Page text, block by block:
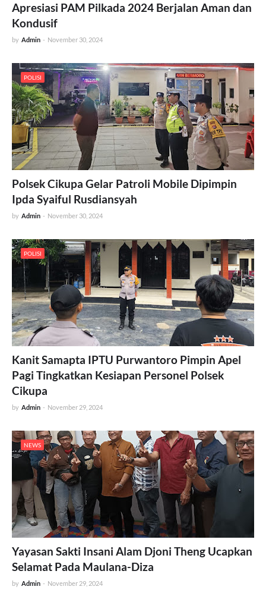
Apresiasi PAM Pilkada 2024 Berjalan Aman dan
Kondusif
by Admin - November 30, 2024
POLISI
Polsek Cikupa Gelar Patroli Mobile Dipimpin
Ipda Syaiful Rusdiansyah
by Admin - November 30, 2024
POLISI
Kanit Samapta IPTU Purwantoro Pimpin Apel
Pagi Tingkatkan Kesiapan Personel Polsek
Cikupa
by Admin - November 29, 2024
NEWS
Yayasan Sakti Insani Alam Djoni Theng Ucapkan
Selamat Pada Maulana-Diza
by Admin - November 29, 2024